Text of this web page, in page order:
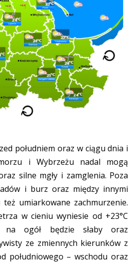
południem oraz w ciągu dnia i
i Wybrzeżu nadal mogą
silne mgły i zamglenia. Poza
i burz oraz między innymi
umiarkowane zachmurzenie.
w cieniu wyniesie od +23°C
na ogół będzie słaby oraz
ze zmiennych kierunków z
południowego – wschodu oraz